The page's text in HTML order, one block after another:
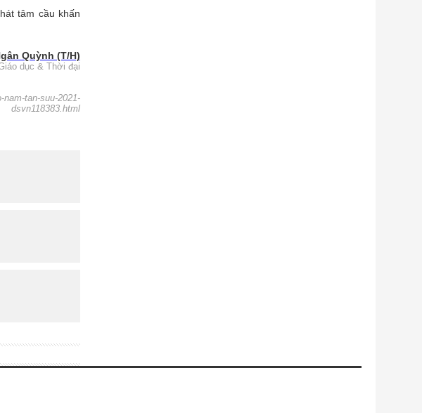
tâm cầu khấn
Quỳnh (T/H)
dục & Thời đại
tan-suu-2021-
dsvn118383.html